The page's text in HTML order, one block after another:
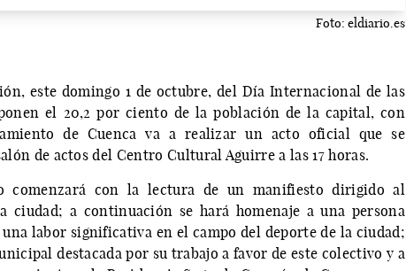
Foto: eldiario.es
este domingo 1 de octubre, del Día Internacional de las
el 20,2 por ciento de la población de la capital, con
de Cuenca va a realizar un acto oficial que se
de actos del Centro Cultural Aguirre a las 17 horas.
comenzará con la lectura de un manifiesto dirigido al
ciudad; a continuación se hará homenaje a una persona
labor significativa en el campo del deporte de la ciudad;
destacada por su trabajo a favor de este colectivo y a